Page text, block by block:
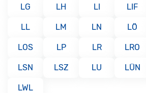
LG LH LI LIF
LL LM LN LÖ
LOS LP LR LRO
LSN LSZ LU LÜN
LWL